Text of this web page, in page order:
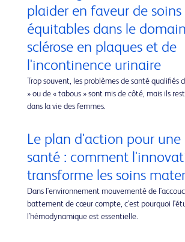
plaider en faveur de soins
équitables dans le
sclérose en plaques et de
l'incontinence urinaire
Trop souvent, les problèmes de santé qualifiés
» ou de « tabous » sont mis de côté, mais ils
dans la vie des femmes.
Le plan d'action pour une
santé : comment
transforme les soins
Dans l'environnement mouvementé de
battement de cœur compte, c'est pourquoi
l'hémodynamique est essentielle.